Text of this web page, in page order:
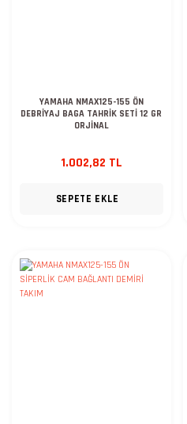
YAMAHA NMAX125-155 ÖN
DEBRİYAJ BAGA TAHRİK SETİ 12 GR
ORJİNAL
1.002,82 TL
SEPETE EKLE